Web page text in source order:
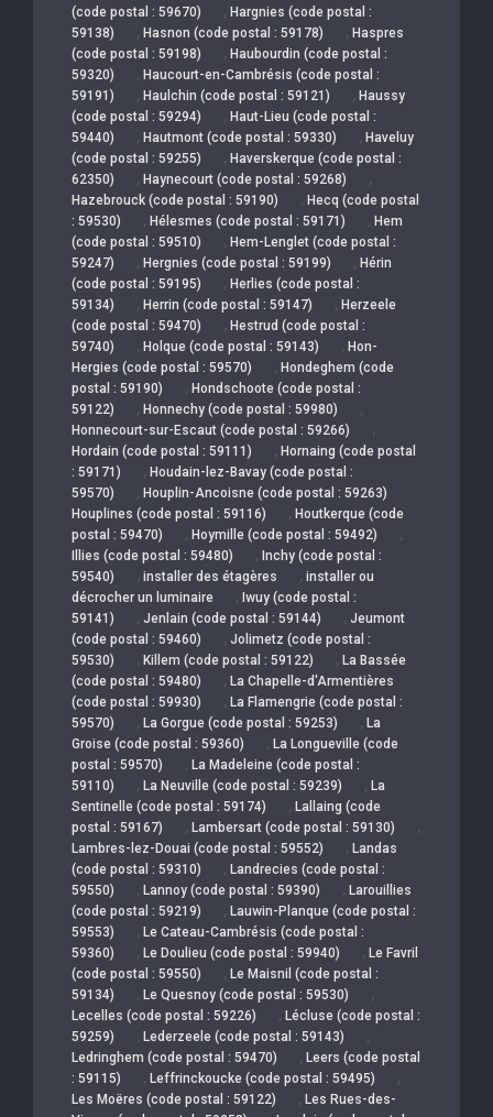
(code postal : 59670)
, Hargnies (code postal :
59138)
, Hasnon (code postal : 59178) , Haspres
(code postal : 59198)
, Haubourdin (code postal :
59320)
, Haucourt-en-Cambrésis (code postal :
59191)
, Haulchin (code postal : 59121) , Haussy
(code postal : 59294)
, Haut-Lieu (code postal :
59440)
, Hautmont (code postal : 59330) , Haveluy
(code postal : 59255)
, Haverskerque (code postal :
62350)
, Haynecourt (code postal : 59268) ,
Hazebrouck (code postal : 59190) , Hecq (code postal
: 59530)
, Hélesmes (code postal : 59171) , Hem
(code postal : 59510)
, Hem-Lenglet (code postal :
59247)
, Hergnies (code postal : 59199) , Hérin
(code postal : 59195)
, Herlies (code postal :
59134)
, Herrin (code postal : 59147) , Herzeele
(code postal : 59470)
, Hestrud (code postal :
59740)
, Holque (code postal : 59143) , Hon-
Hergies (code postal : 59570)
, Hondeghem (code
postal : 59190)
, Hondschoote (code postal :
59122)
, Honnechy (code postal : 59980) ,
Honnecourt-sur-Escaut (code postal : 59266) ,
Hordain (code postal : 59111) , Hornaing (code postal
: 59171)
, Houdain-lez-Bavay (code postal :
59570)
, Houplin-Ancoisne (code postal : 59263)
Houplines (code postal : 59116)
, Houtkerque (code
postal : 59470)
, Hoymille (code postal : 59492) ,
Illies (code postal : 59480) , Inchy (code postal :
59540)
, installer des étagères , installer ou
décrocher un luminaire
, Iwuy (code postal :
59141)
, Jenlain (code postal : 59144) , Jeumont
(code postal : 59460)
, Jolimetz (code postal :
59530)
, Killem (code postal : 59122) , La Bassée
(code postal : 59480)
, La Chapelle-d'Armentières
(code postal : 59930)
, La Flamengrie (code postal :
59570)
, La Gorgue (code postal : 59253) , La
Groise (code postal : 59360)
, La Longueville (code
postal : 59570)
, La Madeleine (code postal :
59110)
, La Neuville (code postal : 59239) , La
Sentinelle (code postal : 59174)
, Lallaing (code
postal : 59167)
, Lambersart (code postal : 59130) ,
Lambres-lez-Douai (code postal : 59552) , Landas
(code postal : 59310)
, Landrecies (code postal :
59550)
, Lannoy (code postal : 59390) , Larouillies
(code postal : 59219)
, Lauwin-Planque (code postal :
59553)
, Le Cateau-Cambrésis (code postal :
59360)
, Le Doulieu (code postal : 59940) , Le Favril
(code postal : 59550)
, Le Maisnil (code postal :
59134)
, Le Quesnoy (code postal : 59530) ,
Lecelles (code postal : 59226) , Lécluse (code postal :
59259)
, Lederzeele (code postal : 59143) ,
Ledringhem (code postal : 59470) , Leers (code postal
: 59115)
, Leffrinckoucke (code postal : 59495) ,
Les Moëres (code postal : 59122) , Les Rues-des-